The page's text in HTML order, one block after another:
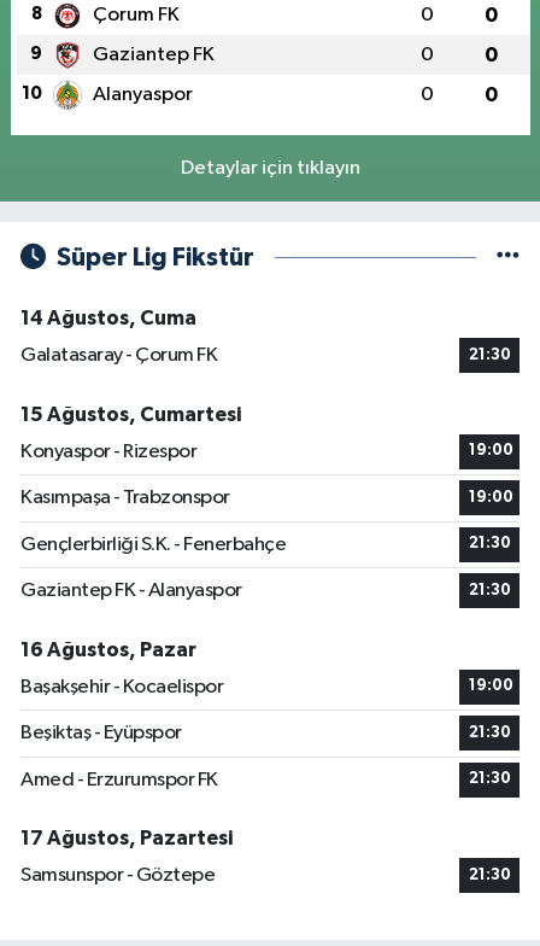
8 Çorum FK 0 0
9 Gaziantep FK 0 0
10 Alanyaspor 0 0
Detaylar için tıklayın
Süper Lig Fikstür
14 Ağustos, Cuma
Galatasaray - Çorum FK
21:30
15 Ağustos, Cumartesi
Konyaspor - Rizespor
19:00
Kasımpaşa - Trabzonspor 19:00
Gençlerbirliği S.K. - Fenerbahçe 21:30
Gaziantep FK - Alanyaspor 21:30
16 Ağustos, Pazar
Başakşehir - Kocaelispor
19:00
Beşiktaş - Eyüpspor 21:30
Amed - Erzurumspor FK 21:30
17 Ağustos, Pazartesi
Samsunspor - Göztepe
21:30